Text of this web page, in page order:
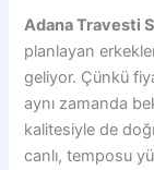
Adana Travesti
planlayan
geliyor. Çünkü
aynı zamanda
kalitesiyle de
canlı, temposu